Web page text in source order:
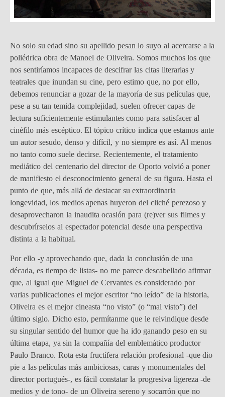
No solo su edad sino su apellido pesan lo suyo al acercarse a la
poliédrica obra de Manoel de Oliveira. Somos muchos los que
nos sentiríamos incapaces de descifrar las citas literarias y
teatrales que inundan su cine, pero estimo que, no por ello,
debemos renunciar a gozar de la mayoría de sus películas que,
pese a su tan temida complejidad, suelen ofrecer capas de
lectura suficientemente estimulantes como para satisfacer al
cinéfilo más escéptico. El tópico crítico indica que estamos ante
un autor sesudo, denso y difícil, y no siempre es así. Al menos
no tanto como suele decirse. Recientemente, el tratamiento
mediático del centenario del director de Oporto volvió a poner
de manifiesto el desconocimiento general de su figura. Hasta el
punto de que, más allá de destacar su extraordinaria
longevidad, los medios apenas huyeron del cliché perezoso y
desaprovecharon la inaudita ocasión para (re)ver sus filmes y
descubrírselos al espectador potencial desde una perspectiva
distinta a la habitual.
Por ello -y aprovechando que, dada la conclusión de una
década, es tiempo de listas- no me parece descabellado afirmar
que, al igual que Miguel de Cervantes es considerado por
varias publicaciones el mejor escritor “no leído” de la historia,
Oliveira es el mejor cineasta “no visto” (o “mal visto”) del
último siglo. Dicho esto, permítanme que le reivindique desde
su singular sentido del humor que ha ido ganando peso en su
última etapa, ya sin la compañía del emblemático productor
Paulo Branco. Rota esta fructífera relación profesional -que dio
pie a las películas más ambiciosas, caras y monumentales del
director portugués-, es fácil constatar la progresiva ligereza -de
medios y de tono- de un Oliveira sereno y socarrón que no